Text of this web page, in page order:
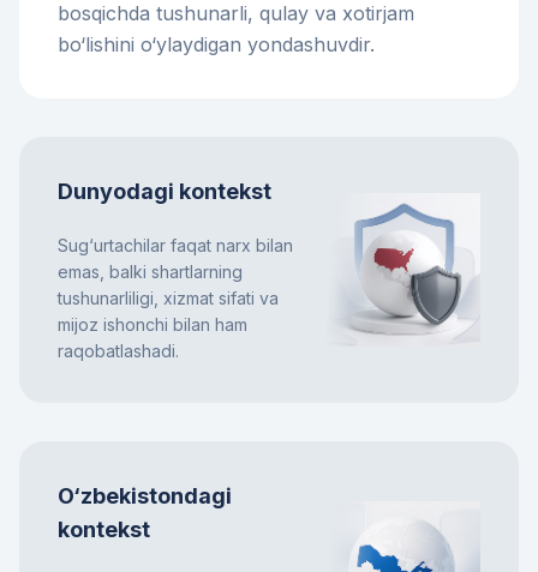
bosqichda tushunarli, qulay va xotirjam
bo‘lishini o‘ylaydigan yondashuvdir.
Dunyodagi kontekst
Sug‘urtachilar faqat narx bilan
emas, balki shartlarning
tushunarliligi, xizmat sifati va
mijoz ishonchi bilan ham
raqobatlashadi.
O‘zbekistondagi
kontekst